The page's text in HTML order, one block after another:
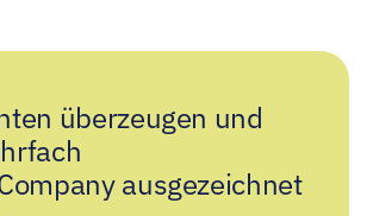
überzeugen und
ausgezeichnet